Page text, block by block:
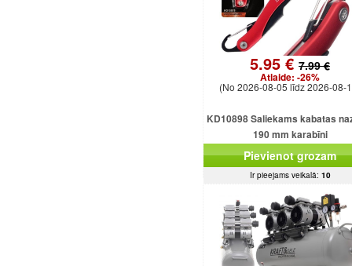
5.95 €7.99 €
Atlaide: -26%
(No 2026-08-05 līdz 2026-08-
KD10898 Saliekams kabatas
190 mm karabīni
Pievienot grozam
Ir pieejams veikalā: 10